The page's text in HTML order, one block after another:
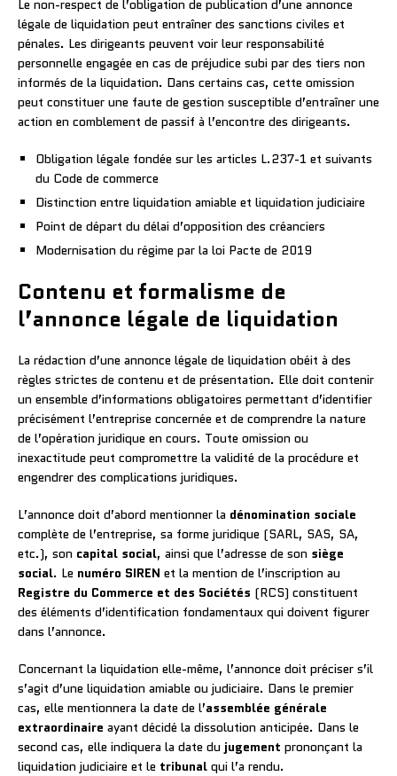
Le non-respect de l’obligation de publication d’une annonce
légale de liquidation peut entraîner des sanctions civiles et
pénales. Les dirigeants peuvent voir leur responsabilité
personnelle engagée en cas de préjudice subi par des tiers non
informés de la liquidation. Dans certains cas, cette omission
peut constituer une faute de gestion susceptible d’entraîner une
action en comblement de passif à l’encontre des dirigeants.
Obligation légale fondée sur les articles L.237-1 et suivants
du Code de commerce
Distinction entre liquidation amiable et liquidation judiciaire
Point de départ du délai d’opposition des créanciers
Modernisation du régime par la loi Pacte de 2019
Contenu et formalisme de
l’annonce légale de liquidation
La rédaction d’une annonce légale de liquidation obéit à des
règles strictes de contenu et de présentation. Elle doit contenir
un ensemble d’informations obligatoires permettant d’identifier
précisément l’entreprise concernée et de comprendre la nature
de l’opération juridique en cours. Toute omission ou
inexactitude peut compromettre la validité de la procédure et
engendrer des complications juridiques.
L’annonce doit d’abord mentionner la dénomination sociale
complète de l’entreprise, sa forme juridique (SARL, SAS, SA,
etc.), son capital social, ainsi que l’adresse de son siège
social. Le numéro SIREN et la mention de l’inscription au
Registre du Commerce et des Sociétés (RCS) constituent
des éléments d’identification fondamentaux qui doivent figurer
dans l’annonce.
Concernant la liquidation elle-même, l’annonce doit préciser s’il
s’agit d’une liquidation amiable ou judiciaire. Dans le premier
cas, elle mentionnera la date de l’assemblée générale
extraordinaire ayant décidé la dissolution anticipée. Dans le
second cas, elle indiquera la date du jugement prononçant la
liquidation judiciaire et le tribunal qui l’a rendu.